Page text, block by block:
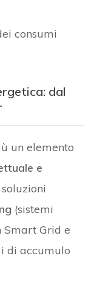
consumi
dal
un elemento
e
(sistemi
Smart Grid e
di accumulo